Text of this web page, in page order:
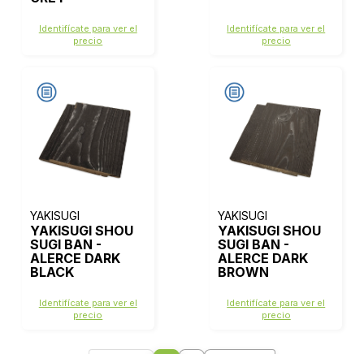
Identifícate para ver el
precio
Identifícate para ver el
precio
YAKISUGI
YAKISUGI SHOU
SUGI BAN -
ALERCE DARK
BLACK
Identifícate para ver el
precio
YAKISUGI
YAKISUGI SHOU
SUGI BAN -
ALERCE DARK
BROWN
Identifícate para ver el
precio